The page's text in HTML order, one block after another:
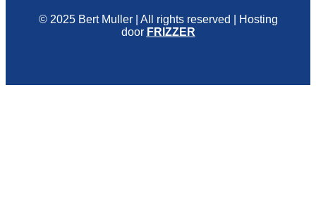
© 2025 Bert Muller | All rights reserved | Hosting
door FRIZZER